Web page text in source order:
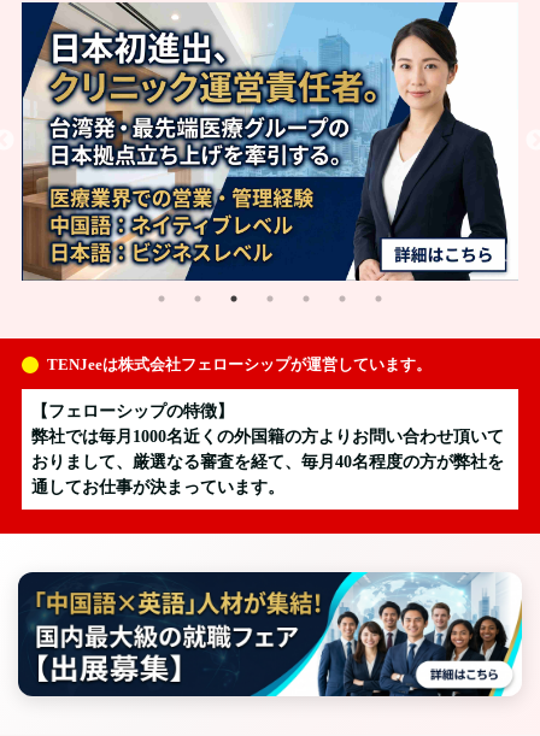
TENJeeは株式会社フェローシップが運営しています。
【フェローシップの特徴】
弊社では毎月1000名近くの外国籍の方よりお問い合わせ頂いて
おりまして、厳選なる審査を経て、毎月40名程度の方が弊社を
通してお仕事が決まっています。